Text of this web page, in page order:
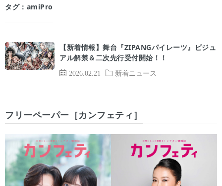
タグ：amiPro
2026.02.21 新着ニュース
【新着情報】舞台『ZIPANGパイレーツ』ビジュ
アル解禁＆二次先行受付開始！！
フリーペーパー［カンフェティ］